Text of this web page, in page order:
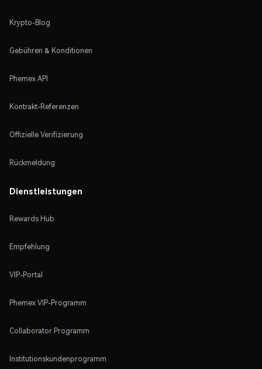
Krypto-Blog
Gebühren & Konditionen
Phemex API
Kontrakt-Referenzen
Offizielle Verifizierung
Rückmeldung
Dienstleistungen
Rewards Hub
Empfehlung
VIP-Portal
Phemex VIP-Programm
Collaborator Programm
Institutionskundenprogramm